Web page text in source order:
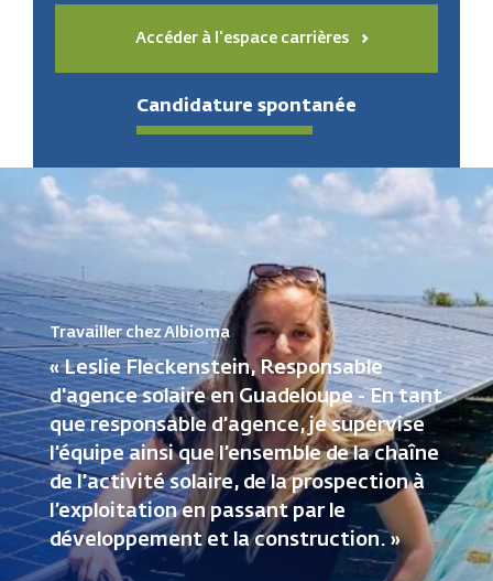
Accéder à l'espace carrières
Candidature spontanée
Travailler chez Albioma
« Leslie Fleckenstein, Responsable
d'agence solaire en Guadeloupe - En tant
que responsable d’agence, je supervise
l’équipe ainsi que l’ensemble de la chaîne
de l’activité solaire, de la prospection à
l’exploitation en passant par le
développement et la construction. »